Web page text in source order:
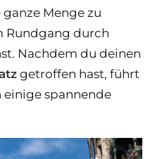
Menge zu
Rundgang durch
Nachdem du deinen
getroffen hast, führt
einige spannende